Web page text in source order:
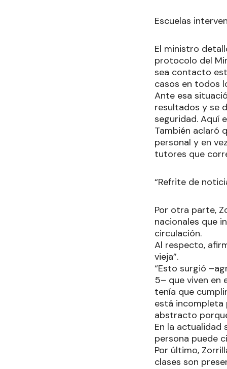
Escuelas
El ministro
protocolo del
sea contacto
casos en todos
Ante esa
resultados y se
seguridad. Aquí
También aclaró
personal y en
tutores que
“Refrite de
Por otra parte,
nacionales que
circulación.
Al respecto,
vieja”.
“Esto surgió
5– que viven en
tenía que
está incompleta
abstracto
En la actualidad
persona puede
Por último,
clases son